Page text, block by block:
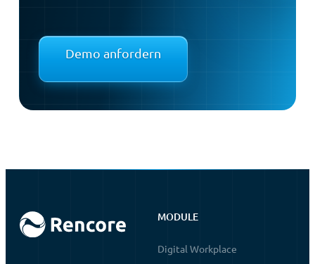
Demo anfordern
MODULE
Digital Workplace